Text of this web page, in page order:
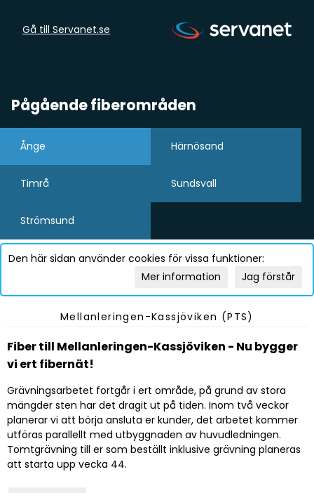
Gå till Servanet.se
Pågående fiberområden
Ånge Härnösand
Timrå Sundsvall
Strömsund
Den här sidan använder cookies för vissa funktioner:
Jag förstår
Mer information
Mellanleringen-Kassjöviken (PTS)
Fiber till Mellanleringen-Kassjöviken - Nu bygger
vi ert fibernät!
Grävningsarbetet fortgår i ert område, på grund av stora
mängder sten har det dragit ut på tiden. Inom två veckor
planerar vi att börja ansluta er kunder, det arbetet kommer
utföras parallellt med utbyggnaden av huvudledningen.
Tomtgrävning till er som beställt inklusive grävning planeras
att starta upp vecka 44.